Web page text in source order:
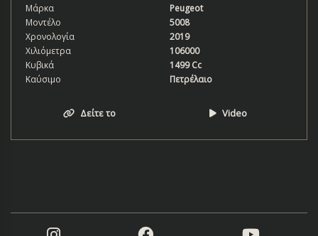
Μάρκα
Peugeot
Μοντέλο
5008
Χρονολογία
2019
Χιλιόμετρα
106000
Κυβικά
1499 Cc
Καύσιμο
Πετρέλαιο
Δείτε το Video